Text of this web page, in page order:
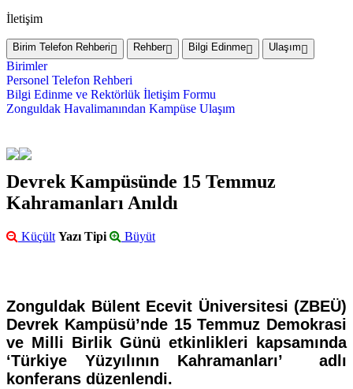
İletişim
Birim Telefon Rehberi Rehber Bilgi Edinme Ulaşım
Birimler
Personel Telefon Rehberi
Bilgi Edinme ve Rektörlük İletişim Formu
Zonguldak Havalimanından Kampüse Ulaşım
Devrek Kampüsünde 15 Temmuz
Kahramanları Anıldı
Küçült Yazı Tipi Büyüt
Zonguldak Bülent Ecevit Üniversitesi (ZBEÜ)
Devrek Kampüsü’nde 15 Temmuz Demokrasi
ve Milli Birlik Günü etkinlikleri kapsamında
‘Türkiye Yüzyılının Kahramanları’ adlı
konferans düzenlendi.